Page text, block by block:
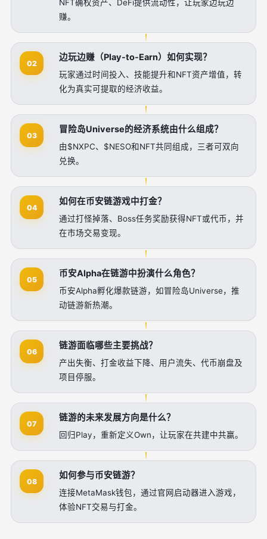
NFT确权资产、DeFi提供流动性，让玩家边玩边
赚。
02
边玩边赚（Play-to-Earn）如何实现？
玩家通过时间投入、技能提升和NFT资产增值，转
化为真实可提取的经济收益。
03
冒险岛Universe的经济系统由什么组成？
由$NXPC、$NESO和NFT共同组成，三者可双向
兑换。
04
如何在币安链游戏中打金？
通过打怪掉落、Boss任务奖励获得NFT或代币，并
在市场交易变现。
05
币安Alpha在链游中扮演什么角色？
币安Alpha孵化爆款链游，如冒险岛Universe，推
动链游新热潮。
06
链游面临哪些主要挑战？
产出失衡、打金收益下降、用户流失、代币崩盘及
项目停服。
07
链游的未来发展方向是什么？
回归Play，重新定义Own，让玩家在共建中共赢。
08
如何参与币安链游？
连接MetaMask钱包，通过官网启动器进入游戏，
体验NFT交易与打金。